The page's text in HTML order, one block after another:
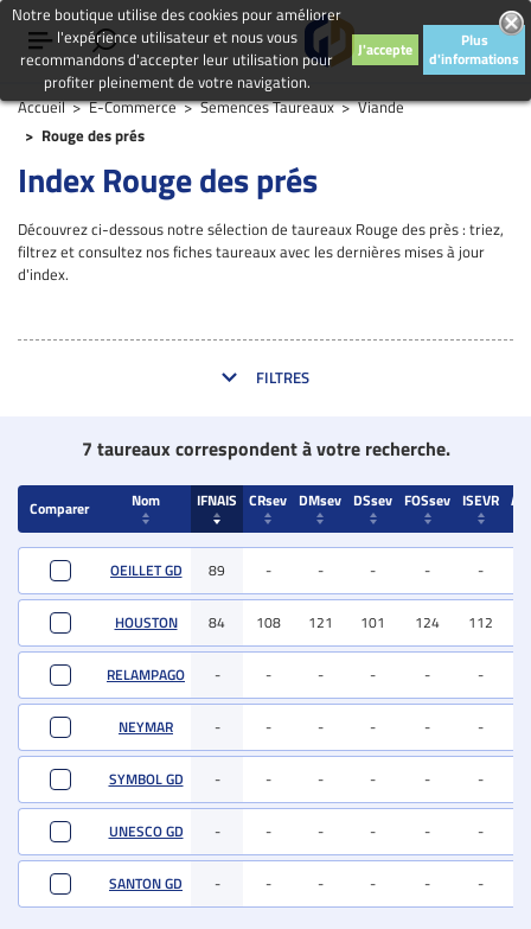
Accueil E-Commerce Semences Taureaux
Viande
Rouge des prés
Index Rouge des prés
Découvrez ci-dessous notre sélection de taureaux Rouge des près : triez,
filtrez et consultez nos fiches taureaux avec les dernières mises à jour
d'index.
FILTRES
7 taureaux correspondent à votre recherche.
Comparer Nom IFNAIS CRsev DMsev DSsev FOSsev ISEVR
Comparer Nom IFNAIS CRsev DMsev DSsev FOSsev ISEVR
OEILLET GD
89 - - - - -
HOUSTON 84 108 121 101 124 112
RELAMPAGO - - - - - -
NEYMAR - - - - - -
SYMBOL GD - - - - - -
UNESCO GD - - - - - -
SANTON GD - - - - - -
Notre boutique utilise des cookies pour améliorer
l'expérience utilisateur et nous vous
recommandons d'accepter leur utilisation pour
profiter pleinement de votre navigation.
J'accepte
Plus
d'informations